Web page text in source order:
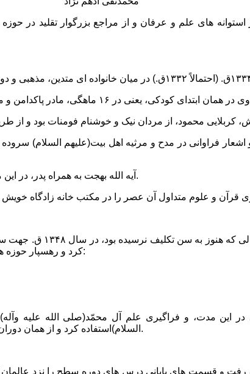
استوانه هاى علم و عرفان و از مراجع بزرگوار تقلید در
و اشعار فراوانى در مدح و مرثیه اهل بیت(علیهم السلام)
آیه الله بهجت به همراه پدر، در این مجالس و محافل شرکت جسته و از آثار معنوى این مجالس، بهره ها برده است.
آیه الله بهجت پس از
کرد و رهسپار حوزه هاى علمیه عراق شد و ابتدا در کربلا رحل اقامت افکند. وى در این باره مى گوید:
در این مدت، و فراگیرى علم آل محمّد(صلى الله علیه
السلام)استفاده کرد و از همان دوران نوجوانى، به تهذیب نفس و رسیدن به کمالات والاى انسانى توجهى وافر داشت.
تحصیل به نجف اشرف رفت و قسمت هاى پایانى درس هاى دوره سطح را